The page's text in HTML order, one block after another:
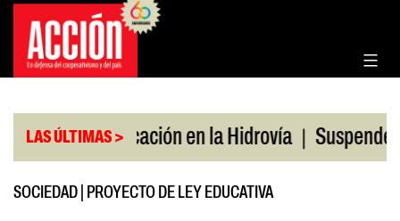
Saltar
contenido
LAS ÚLTIMAS >
Bonificación en la Hidrovía | Suspenden
SOCIEDAD PROYECTO DE LEY EDUCATIVA